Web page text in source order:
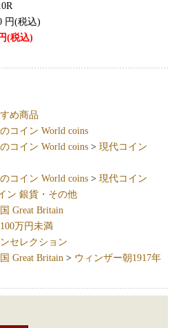
円(税込)
(税込)
め商品
コイン World coins
コイン World coins> 現代コイン
コイン World coins> 現代コイン
ン 銀貨・その他
Great Britain
万円未満
セレクション
Great Britain> ウィンザー朝1917年